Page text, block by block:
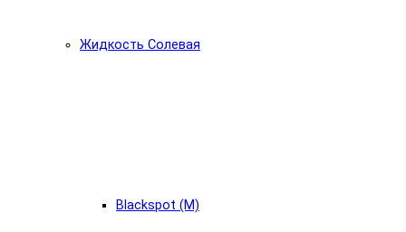
Жидкость Солевая
Blackspot (М)